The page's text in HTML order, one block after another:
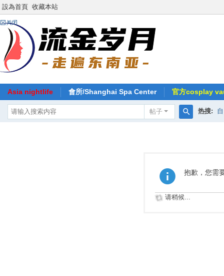
設為首頁 收藏本站
Asia nightlife 會所/Shanghai Spa Center 官方cosplay
帖子 热搜:
抱歉，您需
请稍候...